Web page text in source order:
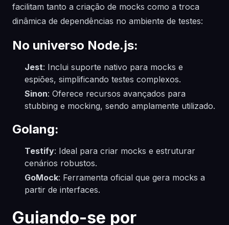
facilitam tanto a criação de mocks como a troca
dinâmica de dependências no ambiente de testes:
No universo Node.js:
Jest: Inclui suporte nativo para mocks e
espiões, simplificando testes complexos.
Sinon: Oferece recursos avançados para
stubbing e mocking, sendo amplamente utilizado.
Golang:
Testify: Ideal para criar mocks e estruturar
cenários robustos.
GoMock: Ferramenta oficial que gera mocks a
partir de interfaces.
Guiando-se por